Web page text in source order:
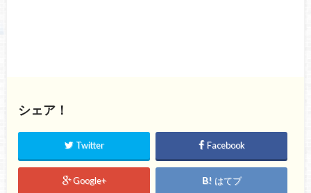
シェア！
Twitter Facebook
Google+ はてブ